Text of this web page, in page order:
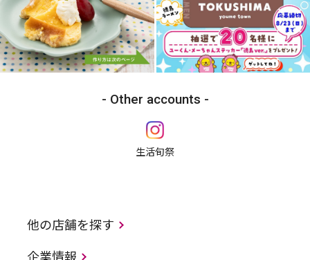
Other accounts
生活旬祭
他の店舗を探す